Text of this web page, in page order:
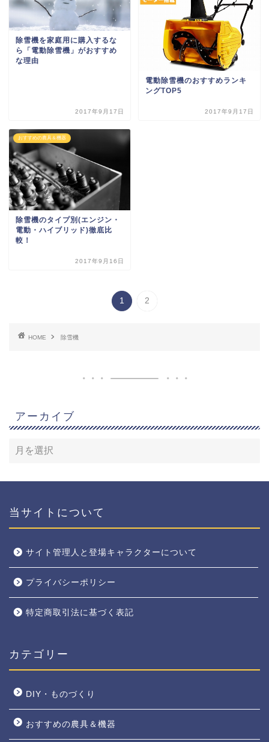
除雪機を家庭用に購入するな
ら「電動除雪機」がおすすめ
な理由
2017年9月17日
電動除雪機のおすすめランキ
ングTOP5
2017年9月17日
おすすめの農具＆機器
除雪機のタイプ別(エンジン・
電動・ハイブリッド)徹底比
較！
2017年9月16日
1 2
HOME 除雪機
アーカイブ
当サイトについて
サイト管理人と登場キャラクターについて
プライバシーポリシー
特定商取引法に基づく表記
カテゴリー
DIY・ものづくり
おすすめの農具＆機器